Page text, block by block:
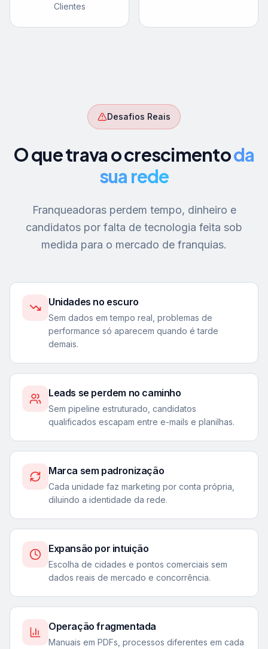
Clientes
Desafios Reais
O que trava o crescimentoda
sua rede
Franqueadoras perdem tempo, dinheiro e
candidatos por falta de tecnologia feita sob
medida para o mercado de franquias.
Unidades no escuro
Sem dados em tempo real, problemas de
performance só aparecem quando é tarde
demais.
Leads se perdem no caminho
Sem pipeline estruturado, candidatos
qualificados escapam entre e-mails e planilhas.
Marca sem padronização
Cada unidade faz marketing por conta própria,
diluindo a identidade da rede.
Expansão por intuição
Escolha de cidades e pontos comerciais sem
dados reais de mercado e concorrência.
Operação fragmentada
Manuais em PDFs, processos diferentes em cada